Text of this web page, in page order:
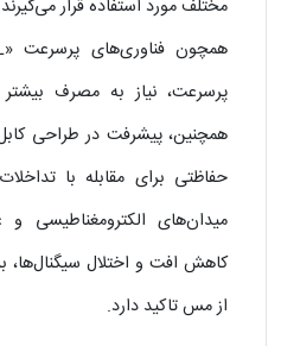
مختلف مورد استفاده قرار
پرسرعت، نیاز به مصرف
همچنین، پیشرفت در طراحی
حفاظتی برای مقابله با
میدان‌های الکترومغناطیسی و
کاهش افت و اختلال سیگنال‌ها،
از مس تاکید دارد.